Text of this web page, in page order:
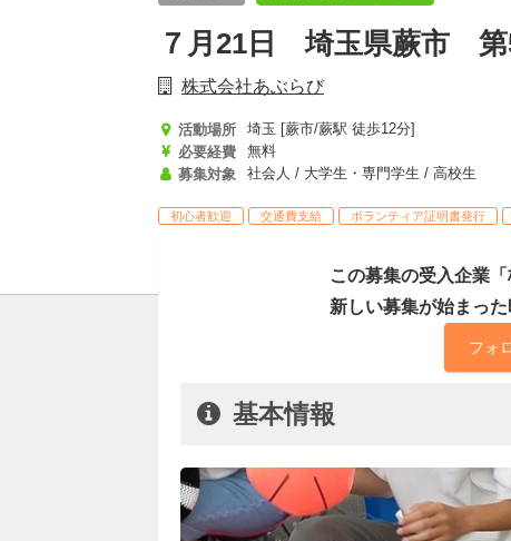
７月21日 埼玉県蕨市 第
株式会社あぶらび
活動場所
埼玉 [蕨市/蕨駅 徒歩12分]
必要経費
無料
募集対象
社会人 / 大学生・専門学生 / 高校生
初心者歓迎 交通費支給 ボランティア証明書発行
この募集の受入企業
新しい募集が始まっ
フォ
基本情報